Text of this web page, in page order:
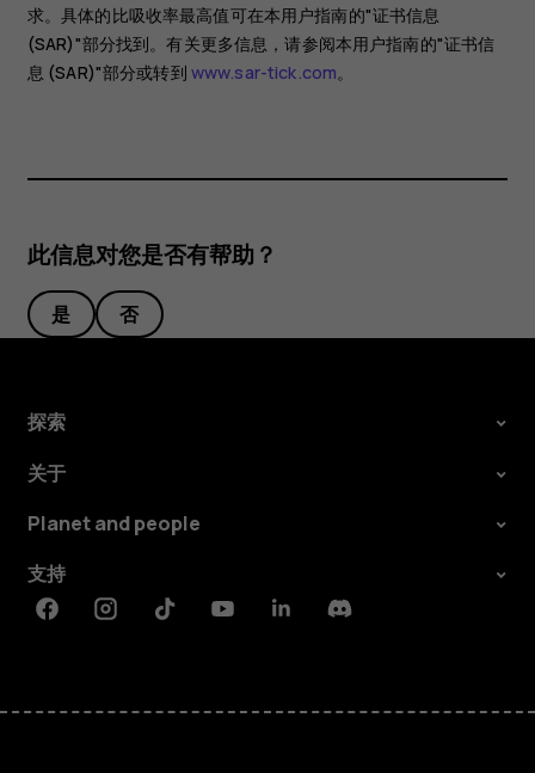
求。具体的比吸收率最高值可在本用户指南的"证书信息
(SAR)"部分找到。有关更多信息，请参阅本用户指南的"证书信
息 (SAR)"部分或转到 www.sar-tick.com。
此信息对您是否有帮助？
是 否
探索
关于
Planet and people
支持
FacebookInstagramTiktokYoutubeLinkedinDiscord